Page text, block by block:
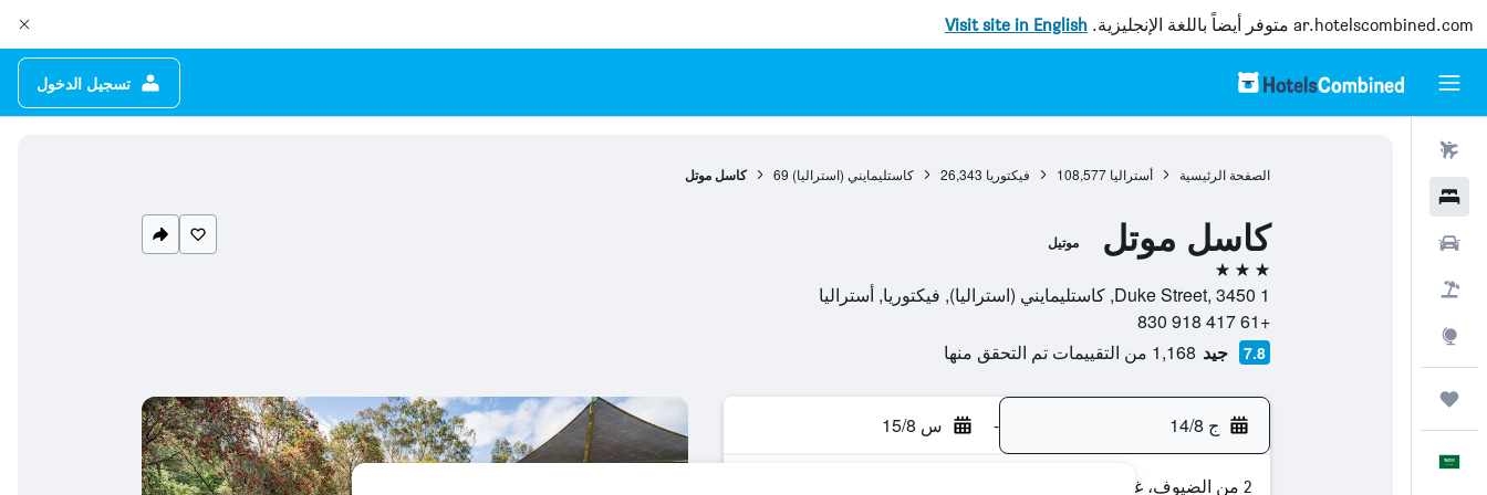
ar.hotelscombined.com متوفر أيضاً باللغة الإنجليزية. Visit site in English
تسجيل الدخول
الصفحة الرئيسية أستراليا 108,577 فيكتوريا 26,343 كاستليمايني (استراليا) 69 كاسل موتل
كاسل موتل موتيل
3 نجوم
1 Duke Street, 3450, كاستليمايني (استراليا), فيكتوريا, أستراليا
+61 417 918 830
7.8 جيد 1,168 من التقييمات تم التحقق منها
ج 14/8 - س 15/8
2 من الضيوف، غرفة واحدة